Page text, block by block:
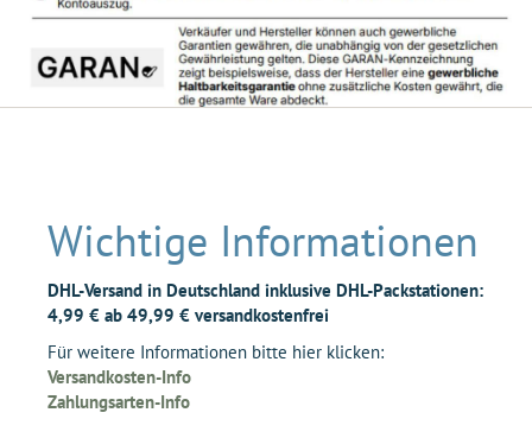
Wichtige Informationen
DHL-Versand in Deutschland inklusive DHL-Packstationen:
4,99 € ab 49,99 € versandkostenfrei
Für weitere Informationen bitte hier klicken:
Versandkosten-Info
Zahlungsarten-Info